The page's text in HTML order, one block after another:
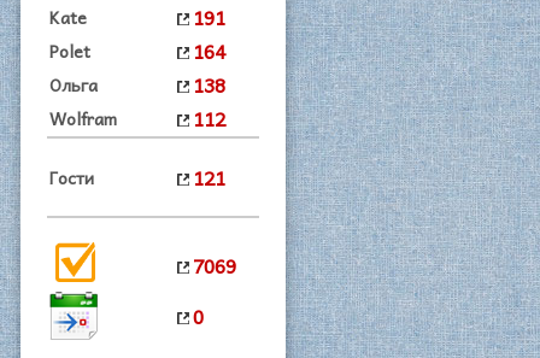
Kate 191
Polet 164
Ольга 138
Wolfram 112
Гости 121
7069
0